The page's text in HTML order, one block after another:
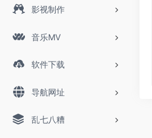
影视制作
音乐MV
软件下载
导航网址
乱七八糟